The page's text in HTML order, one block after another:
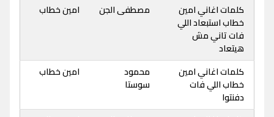
كلمات اغاني امين
خطاب استبعاد اللي
فات تاني مش
هيتعاد
مصطفى الجن امين خطاب
كلمات اغاني امين
خطاب اللي فات
دفنتوا
محمود
سوستا
امين خطاب